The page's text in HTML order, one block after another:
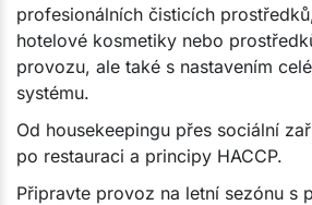
profesionálních čisticích
hotelové kosmetiky nebo
provozu, ale také s nastavením
systému.
Od housekeepingu přes sociální
po restauraci a principy HACCP.
Připravte provoz na letní sezónu s